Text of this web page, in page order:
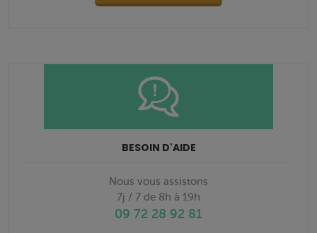
BESOIN D'AIDE
Nous vous assistons
7j / 7 de 8h à 19h
09 72 28 92 81